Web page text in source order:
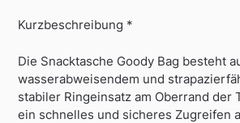
Kurzbeschreibung *
Die Snacktasche Goody Bag besteht
wasserabweisendem und
stabiler Ringeinsatz am Oberrand der
ein schnelles und sicheres Zugreifen